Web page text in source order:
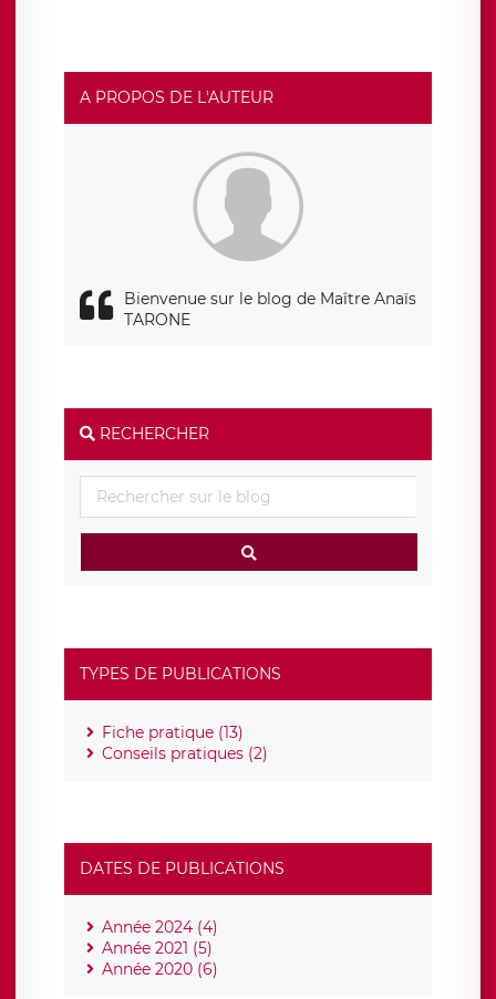
limitation du traitement relatif à vos données à caractère
données. Vous pouvez exercer ces droits auprès du délégué
de traitement est la société LÉGAVOX, sis 9 rue Léopold
Sédar Senghor, joignable à l’adresse mail :
responsabledetraitement@legavox.fr. Vous avez également
le droit d’introduire une réclamation auprès d’une autorité
A PROPOS DE L'AUTEUR
Bienvenue sur le blog de Maître Anaïs
TARONE
RECHERCHER
TYPES DE PUBLICATIONS
Fiche pratique (13)
Conseils pratiques (2)
DATES DE PUBLICATIONS
Année 2024 (4)
Année 2021 (5)
Année 2020 (6)